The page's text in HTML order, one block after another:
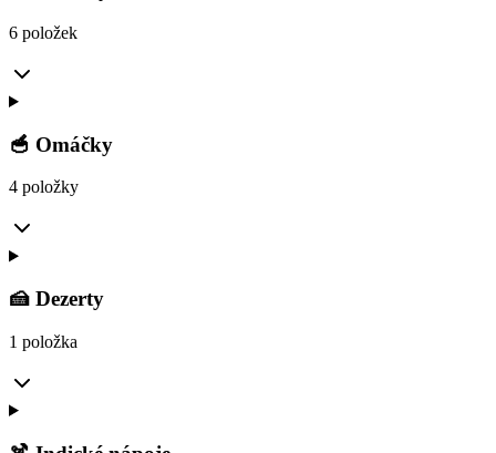
6 položek
🥣 Omáčky
4 položky
🍰 Dezerty
1 položka